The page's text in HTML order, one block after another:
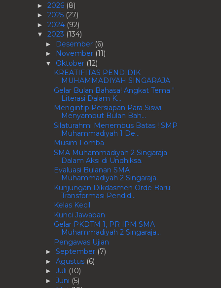
► 2026 (8)
► 2025 (27)
► 2024 (92)
▼ 2023 (134)
► Desember (6)
► November (11)
▼ Oktober (12)
KREATIFITAS PENDIDIK
MUHAMMADIYAH SINGARAJA.
Gelar Bulan Bahasa! Angkat Tema "
Literasi Dalam K...
Mengintip Persiapan Para Siswi
Menyambut Bulan Bah...
Silaturahmi Menembus Batas ! SMP
Muhammadiyah 1 De...
Musim Lomba
SMA Muhammadiyah 2 Singaraja
Dalam Aksi di Undhiksa.
Evaluasi Bulanan SMA
Muhammadiyah 2 Singaraja.
Kunjungan Dikdasmen Orde Baru:
Transformasi Pendid...
Kelas Kecil
Kunci Jawaban
Gelar PKDTM 1, PR IPM SMA
Muhammadiyah 2 Singaraja...
Pengawas Ujian
► September (7)
► Agustus (6)
► Juli (10)
► Juni (5)